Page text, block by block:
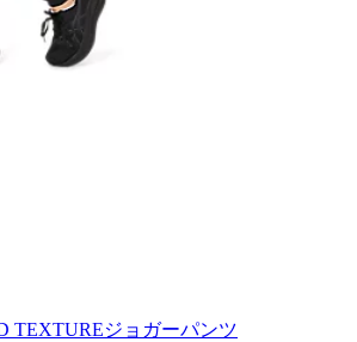
TEXTUREジョガーパンツ